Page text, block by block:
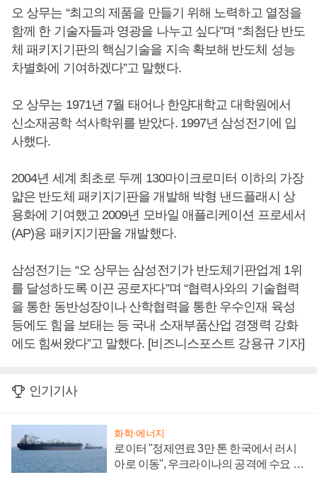
오 상무는 “최고의 제품을 만들기 위해 노력하고 열정을
함께 한 기술자들과 영광을 나누고 싶다”며 “최첨단 반도
체 패키지기판의 핵심기술을 지속 확보해 반도체 성능
차별화에 기여하겠다”고 말했다.
오 상무는 1971년 7월 태어나 한양대학교 대학원에서
신소재공학 석사학위를 받았다. 1997년 삼성전기에 입
사했다.
2004년 세계 최초로 두께 130마이크로미터 이하의 가장
얇은 반도체 패키지기판을 개발해 박형 낸드플래시 상
용화에 기여했고 2009년 모바일 애플리케이션 프로세서
(AP)용 패키지기판을 개발했다.
삼성전기는 “오 상무는 삼성전기가 반도체기판업계 1위
를 달성하도록 이끈 공로자다”며 “협력사와의 기술협력
을 통한 동반성장이나 산학협력을 통한 우수인재 육성
등에도 힘을 보태는 등 국내 소재부품산업 경쟁력 강화
에도 힘써왔다”고 말했다. [비즈니스포스트 강용규 기자]
인기기사
화학·에너지
로이터 "정제연료 3만 톤 한국에서 러시
아로 이동", 우크라이나의 공격에 수요 늘